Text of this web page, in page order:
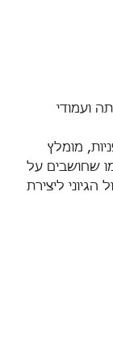
ועמודי
מומלץ
שחושבים על
הגיוני ליצירת